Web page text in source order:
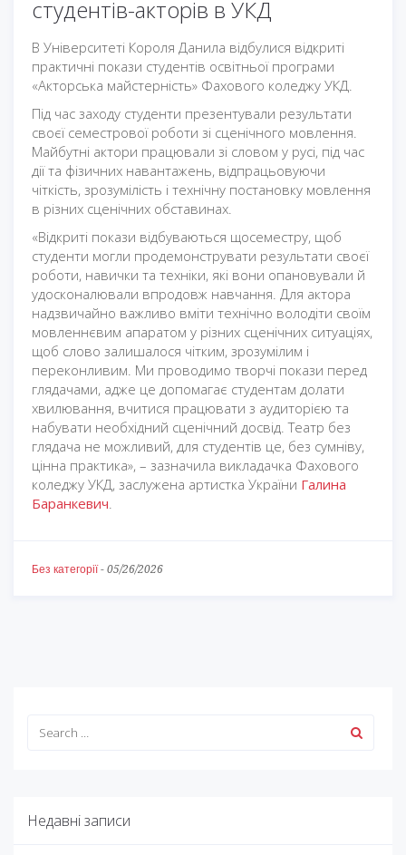
студентів-акторів в УКД
В Університеті Короля Данила відбулися відкриті
практичні покази студентів освітньої програми
«Акторська майстерність» Фахового коледжу УКД.
Під час заходу студенти презентували результати
своєї семестрової роботи зі сценічного мовлення.
Майбутні актори працювали зі словом у русі, під час
дії та фізичних навантажень, відпрацьовуючи
чіткість, зрозумілість і технічну постановку мовлення
в різних сценічних обставинах.
«Відкриті покази відбуваються щосеместру, щоб
студенти могли продемонструвати результати своєї
роботи, навички та техніки, які вони опановували й
удосконалювали впродовж навчання. Для актора
надзвичайно важливо вміти технічно володіти своїм
мовленнєвим апаратом у різних сценічних ситуаціях,
щоб слово залишалося чітким, зрозумілим і
переконливим. Ми проводимо творчі покази перед
глядачами, адже це допомагає студентам долати
хвилювання, вчитися працювати з аудиторією та
набувати необхідний сценічний досвід. Театр без
глядача не можливий, для студентів це, без сумніву,
цінна практика», – зазначила викладачка Фахового
коледжу УКД, заслужена артистка України Галина
Баранкевич.
Без категорії- 05/26/2026
Недавні записи